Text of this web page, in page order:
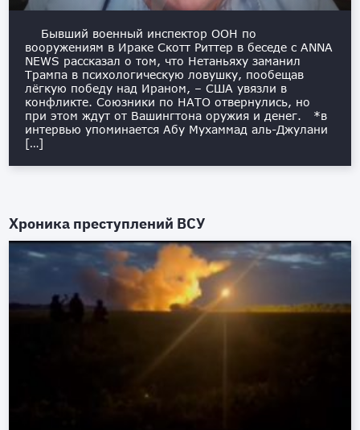
Бывший военный инспектор ООН по
вооружениям в Ираке Скотт Риттер в беседе с ANNA
NEWS рассказал о том, что Нетаньяху заманил
Трампа в психологическую ловушку, пообещав
лёгкую победу над Ираном, – США увязли в
конфликте. Союзники по НАТО отвернулись, но
при этом ждут от Вашингтона оружия и денег. *в
интервью упоминается Абу Мухаммад аль-Джулани
[…]
Хроника преступлений ВСУ